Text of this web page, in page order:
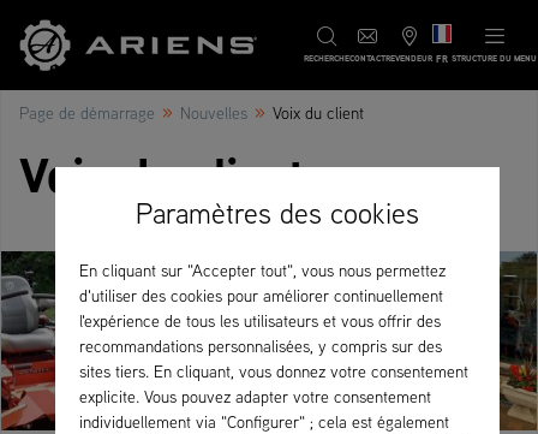
RECHERCHECONTACTREVENDEUR FR STRUCTURE DU MENU
Page de démarrage » Nouvelles » Voix du client
Voix du client
Paramètres des cookies
En cliquant sur "Accepter tout", vous nous permettez
d'utiliser des cookies pour améliorer continuellement
l'expérience de tous les utilisateurs et vous offrir des
recommandations personnalisées, y compris sur des
sites tiers. En cliquant, vous donnez votre consentement
explicite. Vous pouvez adapter votre consentement
individuellement via "Configurer" ; cela est également